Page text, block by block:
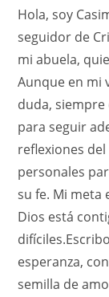
Hola, soy
seguidor de
mi abuela,
Aunque en mi
duda, siempre
para seguir
reflexiones
personales
su fe. Mi meta
Dios está
esperanza,
semilla de